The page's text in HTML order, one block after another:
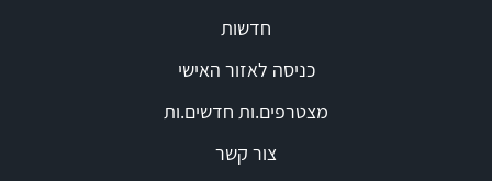
חדשות
כניסה לאזור האישי
מצטרפים.ות חדשים.ות
צור קשר